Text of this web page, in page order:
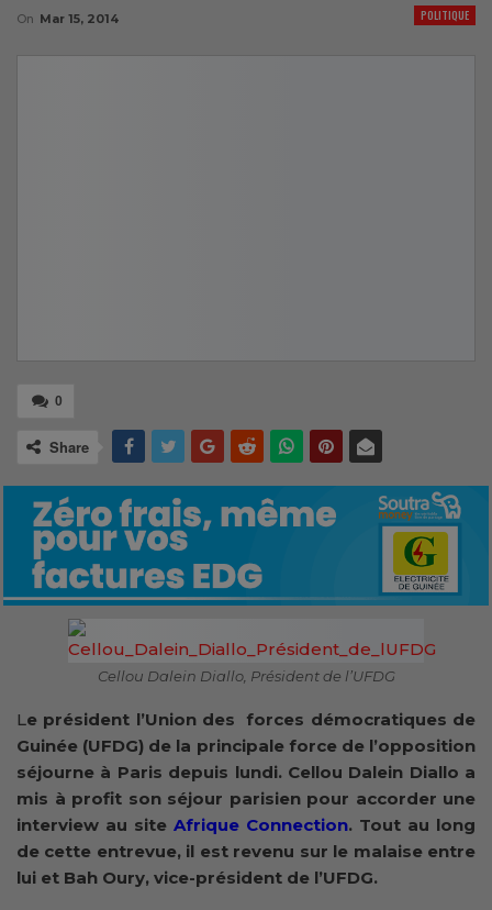
POLITIQUE
On Mar 15, 2014
0
Share
Cellou Dalein Diallo, Président de l’UFDG
Le président l’Union des forces démocratiques de
Guinée (UFDG) de la principale force de l’opposition
séjourne à Paris depuis lundi. Cellou Dalein Diallo a
mis à profit son séjour parisien pour accorder une
interview au site Afrique Connection. Tout au long
de cette entrevue, il est revenu sur le malaise entre
lui et Bah Oury, vice-président de l’UFDG.